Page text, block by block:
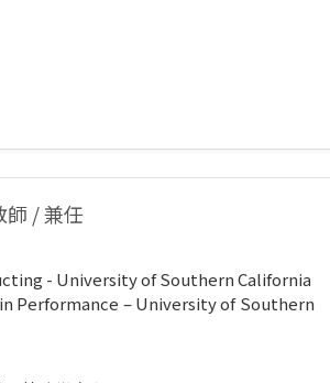
師 / 兼任
- University of Southern California
Performance – University of Southern